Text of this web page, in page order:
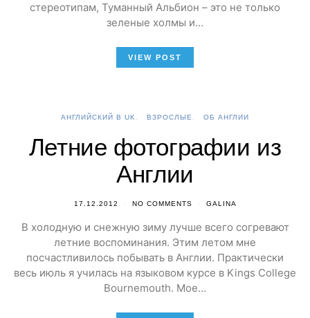
стереотипам, Туманный Альбион – это не только
зеленые холмы и…
VIEW POST
АНГЛИЙСКИЙ В UK ВЗРОСЛЫЕ ОБ АНГЛИИ
Летние фотографии из
Англии
17.12.2012 NO COMMENTS GALINA
В холодную и снежную зиму лучше всего согревают
летние воспоминания. Этим летом мне
посчастливилось побывать в Англии. Практически
весь июль я училась на языковом курсе в Kings College
Bournemouth. Мое…